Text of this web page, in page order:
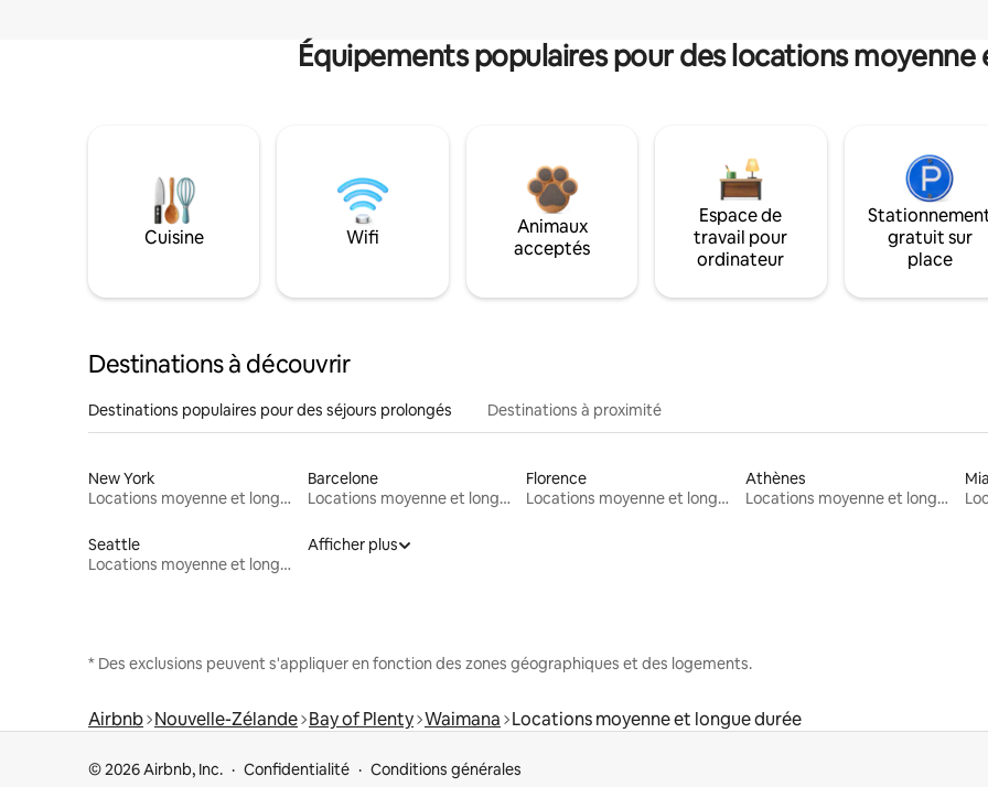
Équipements populaires pour des locations
Cuisine Wifi
Animaux
acceptés
Espace de
travail pour
ordinateur
gratuit sur
place
Destinations à découvrir
Destinations populaires pour des séjours prolongés Destinations à proximité
New York
Locations moyenne et longue durée
Barcelone
Locations moyenne et longue durée
Florence
Locations moyenne et longue durée
Athènes
Locations moyenne et longue durée
Seattle
Locations moyenne et longue durée
Afficher plus
* Des exclusions peuvent s'appliquer en fonction des zones géographiques et des logements.
Airbnb Nouvelle-Zélande Bay of Plenty Waimana Locations moyenne et longue durée
© 2026 Airbnb, Inc. Confidentialité Conditions générales